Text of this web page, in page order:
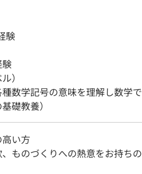
験
験
）
数学記号の意味を理解し数学で
礎教養）
高い方
ものづくりへの熱意をお持ちの